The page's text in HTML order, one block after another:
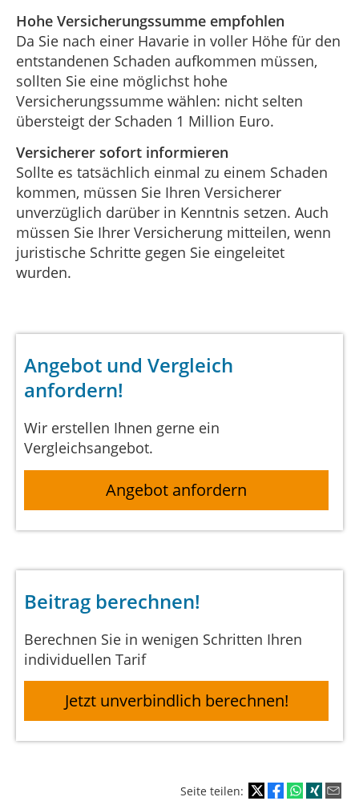
Hohe Versicherungssumme empfohlen
Da Sie nach einer Havarie in voller Höhe für den
entstandenen Schaden aufkommen müssen,
sollten Sie eine möglichst hohe
Versicherungssumme wählen: nicht selten
übersteigt der Schaden 1 Million Euro.
Versicherer sofort informieren
Sollte es tatsächlich einmal zu einem Schaden
kommen, müssen Sie Ihren Versicherer
unverzüglich darüber in Kenntnis setzen. Auch
müssen Sie Ihrer Versicherung mitteilen, wenn
juristische Schritte gegen Sie eingeleitet
wurden.
Angebot und Vergleich
anfordern!
Wir erstellen Ihnen gerne ein
Vergleichsangebot.
Angebot anfordern
Beitrag berechnen!
Berechnen Sie in wenigen Schritten Ihren
individuellen Tarif
Jetzt unverbindlich berechnen!
Seite teilen: